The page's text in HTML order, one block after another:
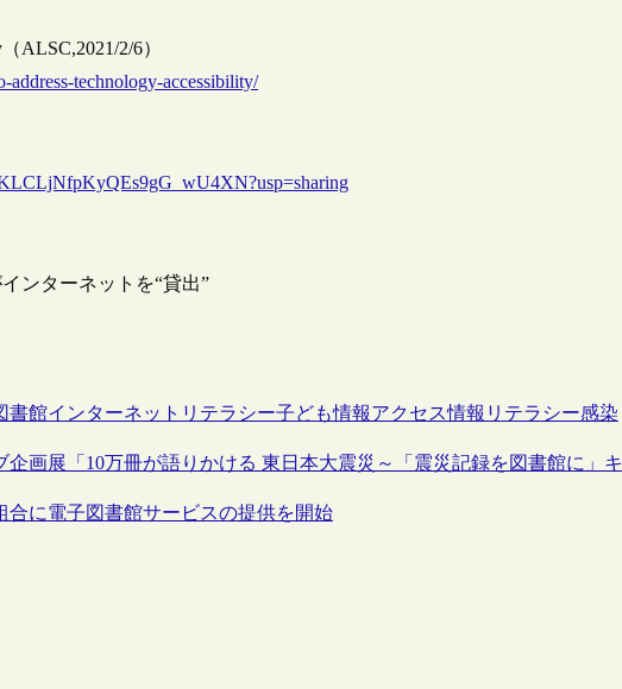
ALSC,2021/2/6）
technology-accessibility/
ンターネットを“貸出”
書館インターネット リテラシー子ども情報アクセス情報リテラシー感染
画展「10万冊が語りかける 東日本大震災～「震災記録を図書館に」キ
に電子図書館サービスの提供を開始